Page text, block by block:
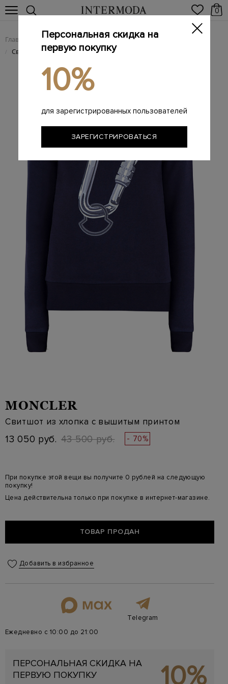
0
Главная Мужчинам / Одежда / Трикотаж
/ Свитшот из хлопка с вышитым принтом
MONCLER
Свитшот из хлопка с вышитым принтом
13 050 руб. 43 500 руб. - 70%
При покупке этой вещи вы получите 0 рублей на следующую
покупку!
Цена действительна только при покупке в интернет-магазине.
ТОВАР ПРОДАН
Добавить в избранное
Telegram
Ежедневно с 10:00 до 21:00
ПЕРСОНАЛЬНАЯ СКИДКА НА
ПЕРВУЮ ПОКУПКУ
10%
Персональная скидка на
первую покупку
10%
для зарегистрированных пользователей
ЗАРЕГИСТРИРОВАТЬСЯ